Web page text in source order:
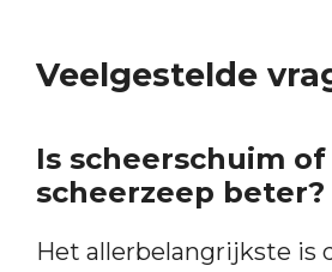
Veelgestelde
Is scheerschuim of
scheerzeep beter?
Het allerbelangrijkste is